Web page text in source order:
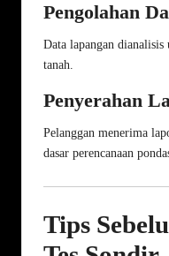
Pengolahan
Data lapangan
tanah.
Penyerahan
Pelanggan menerima
dasar perencanaan
Tips